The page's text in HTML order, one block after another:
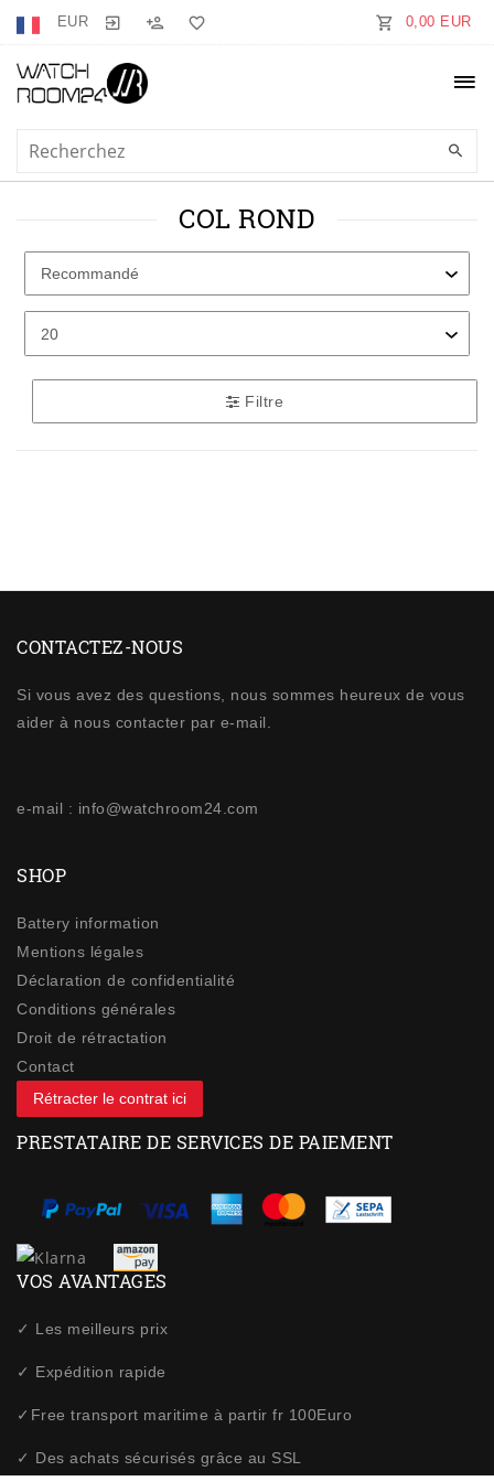
EUR 0,00 EUR
COL ROND
Filtre
CONTACTEZ-NOUS
Si vous avez des questions, nous sommes heureux de vous
aider à nous contacter par e-mail.
e-mail : info@watchroom24.com
SHOP
Battery information
Mentions légales
Déclaration de confidentialité
Conditions générales
Droit de rétractation
Contact
Rétracter le contrat ici
PRESTATAIRE DE SERVICES DE PAIEMENT
VOS AVANTAGES
✓ Les meilleurs prix
✓ Expédition rapide
✓Free transport maritime à partir fr 100Euro
✓ Des achats sécurisés grâce au SSL